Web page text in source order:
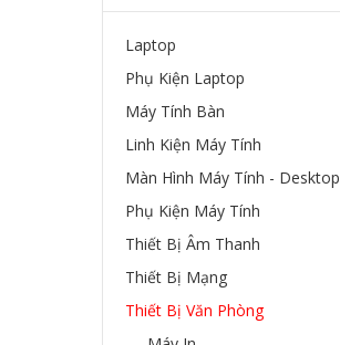
Laptop
Phụ Kiện Laptop
Máy Tính Bàn
Linh Kiện Máy Tính
Màn Hình Máy Tính - Desktop
Phụ Kiện Máy Tính
Thiết Bị Âm Thanh
Thiết Bị Mạng
Thiết Bị Văn Phòng